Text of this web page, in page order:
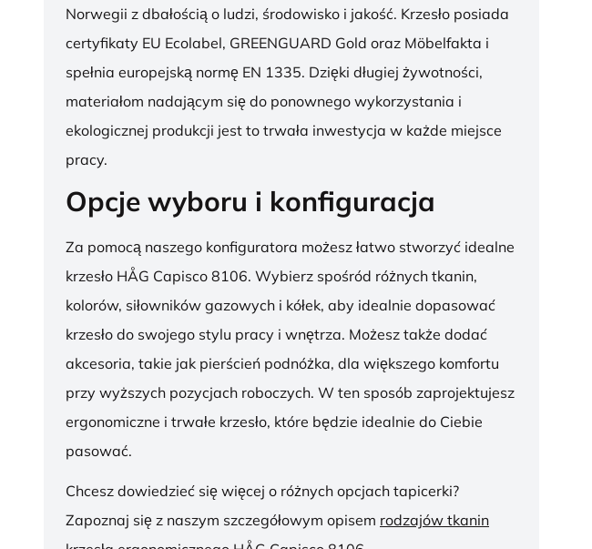
Norwegii z dbałością o ludzi, środowisko i jakość. Krzesło posiada
certyfikaty EU Ecolabel, GREENGUARD Gold oraz Möbelfakta i
spełnia europejską normę EN 1335. Dzięki długiej żywotności,
materiałom nadającym się do ponownego wykorzystania i
ekologicznej produkcji jest to trwała inwestycja w każde miejsce
pracy.
Opcje wyboru i konfiguracja
Za pomocą naszego konfiguratora możesz łatwo stworzyć idealne
krzesło HÅG Capisco 8106. Wybierz spośród różnych tkanin,
kolorów, siłowników gazowych i kółek, aby idealnie dopasować
krzesło do swojego stylu pracy i wnętrza. Możesz także dodać
akcesoria, takie jak pierścień podnóżka, dla większego komfortu
przy wyższych pozycjach roboczych. W ten sposób zaprojektujesz
ergonomiczne i trwałe krzesło, które będzie idealnie do Ciebie
pasować.
Chcesz dowiedzieć się więcej o różnych opcjach tapicerki?
Zapoznaj się z naszym szczegółowym opisem rodzajów tkanin